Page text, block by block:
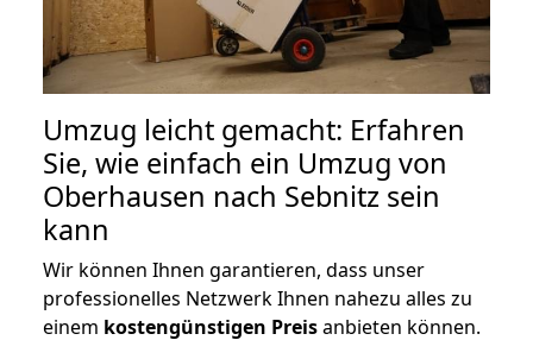
Umzug leicht gemacht: Erfahren
Sie, wie einfach ein Umzug von
Oberhausen nach Sebnitz sein
kann
Wir können Ihnen garantieren, dass unser
professionelles Netzwerk Ihnen nahezu alles zu
einem kostengünstigen Preisanbieten können.